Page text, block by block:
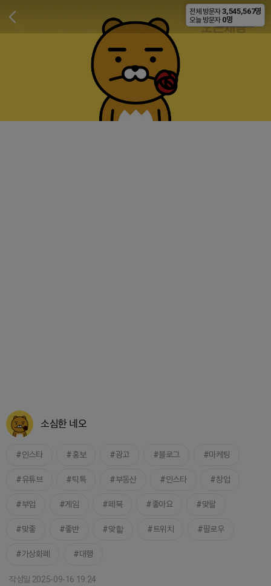
비공개
소심한 네오
인스타 홍보 광고 블로그 마케팅
유튜브 틱톡 부동산 인스타 창업
부업 게임 페북 좋아요 맞팔
맞좋 좋반 맞핱 트위치 팔로우
가상화폐 대행
작성일 2025-09-16 19:24
전체 방문자 3,545,567명
오늘 방문자 0명